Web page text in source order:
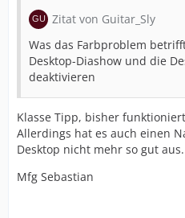
Zitat von Guitar_Sly
Was das Farbproblem
Desktop-Diashow und die
deaktivieren
Klasse Tipp, bisher
Allerdings hat es auch einen
Desktop nicht mehr so gut aus.
Mfg Sebastian